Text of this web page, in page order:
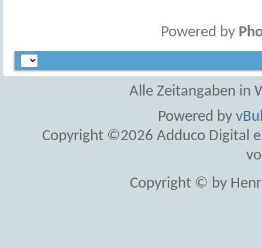
Powered by
Alle Zeitangaben in
Powered by
Copyright ©2026 Adduco Digital
Copyright © by